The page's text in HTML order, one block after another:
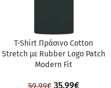
T-Shirt Πράσινο Cotton
Stretch με Rubber Logo Patch
Modern Fit
59.99€ 35.99€